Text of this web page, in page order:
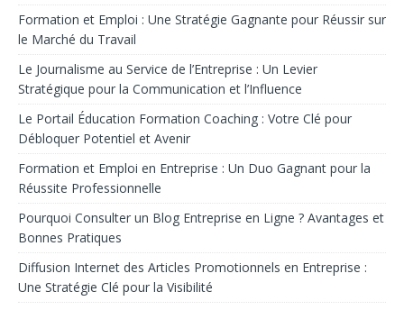
Formation et Emploi : Une Stratégie Gagnante pour Réussir sur
le Marché du Travail
Le Journalisme au Service de l’Entreprise : Un Levier
Stratégique pour la Communication et l’Influence
Le Portail Éducation Formation Coaching : Votre Clé pour
Débloquer Potentiel et Avenir
Formation et Emploi en Entreprise : Un Duo Gagnant pour la
Réussite Professionnelle
Pourquoi Consulter un Blog Entreprise en Ligne ? Avantages et
Bonnes Pratiques
Diffusion Internet des Articles Promotionnels en Entreprise :
Une Stratégie Clé pour la Visibilité